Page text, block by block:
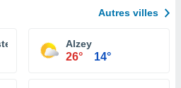
Autres villes
Alzey
26° 14°